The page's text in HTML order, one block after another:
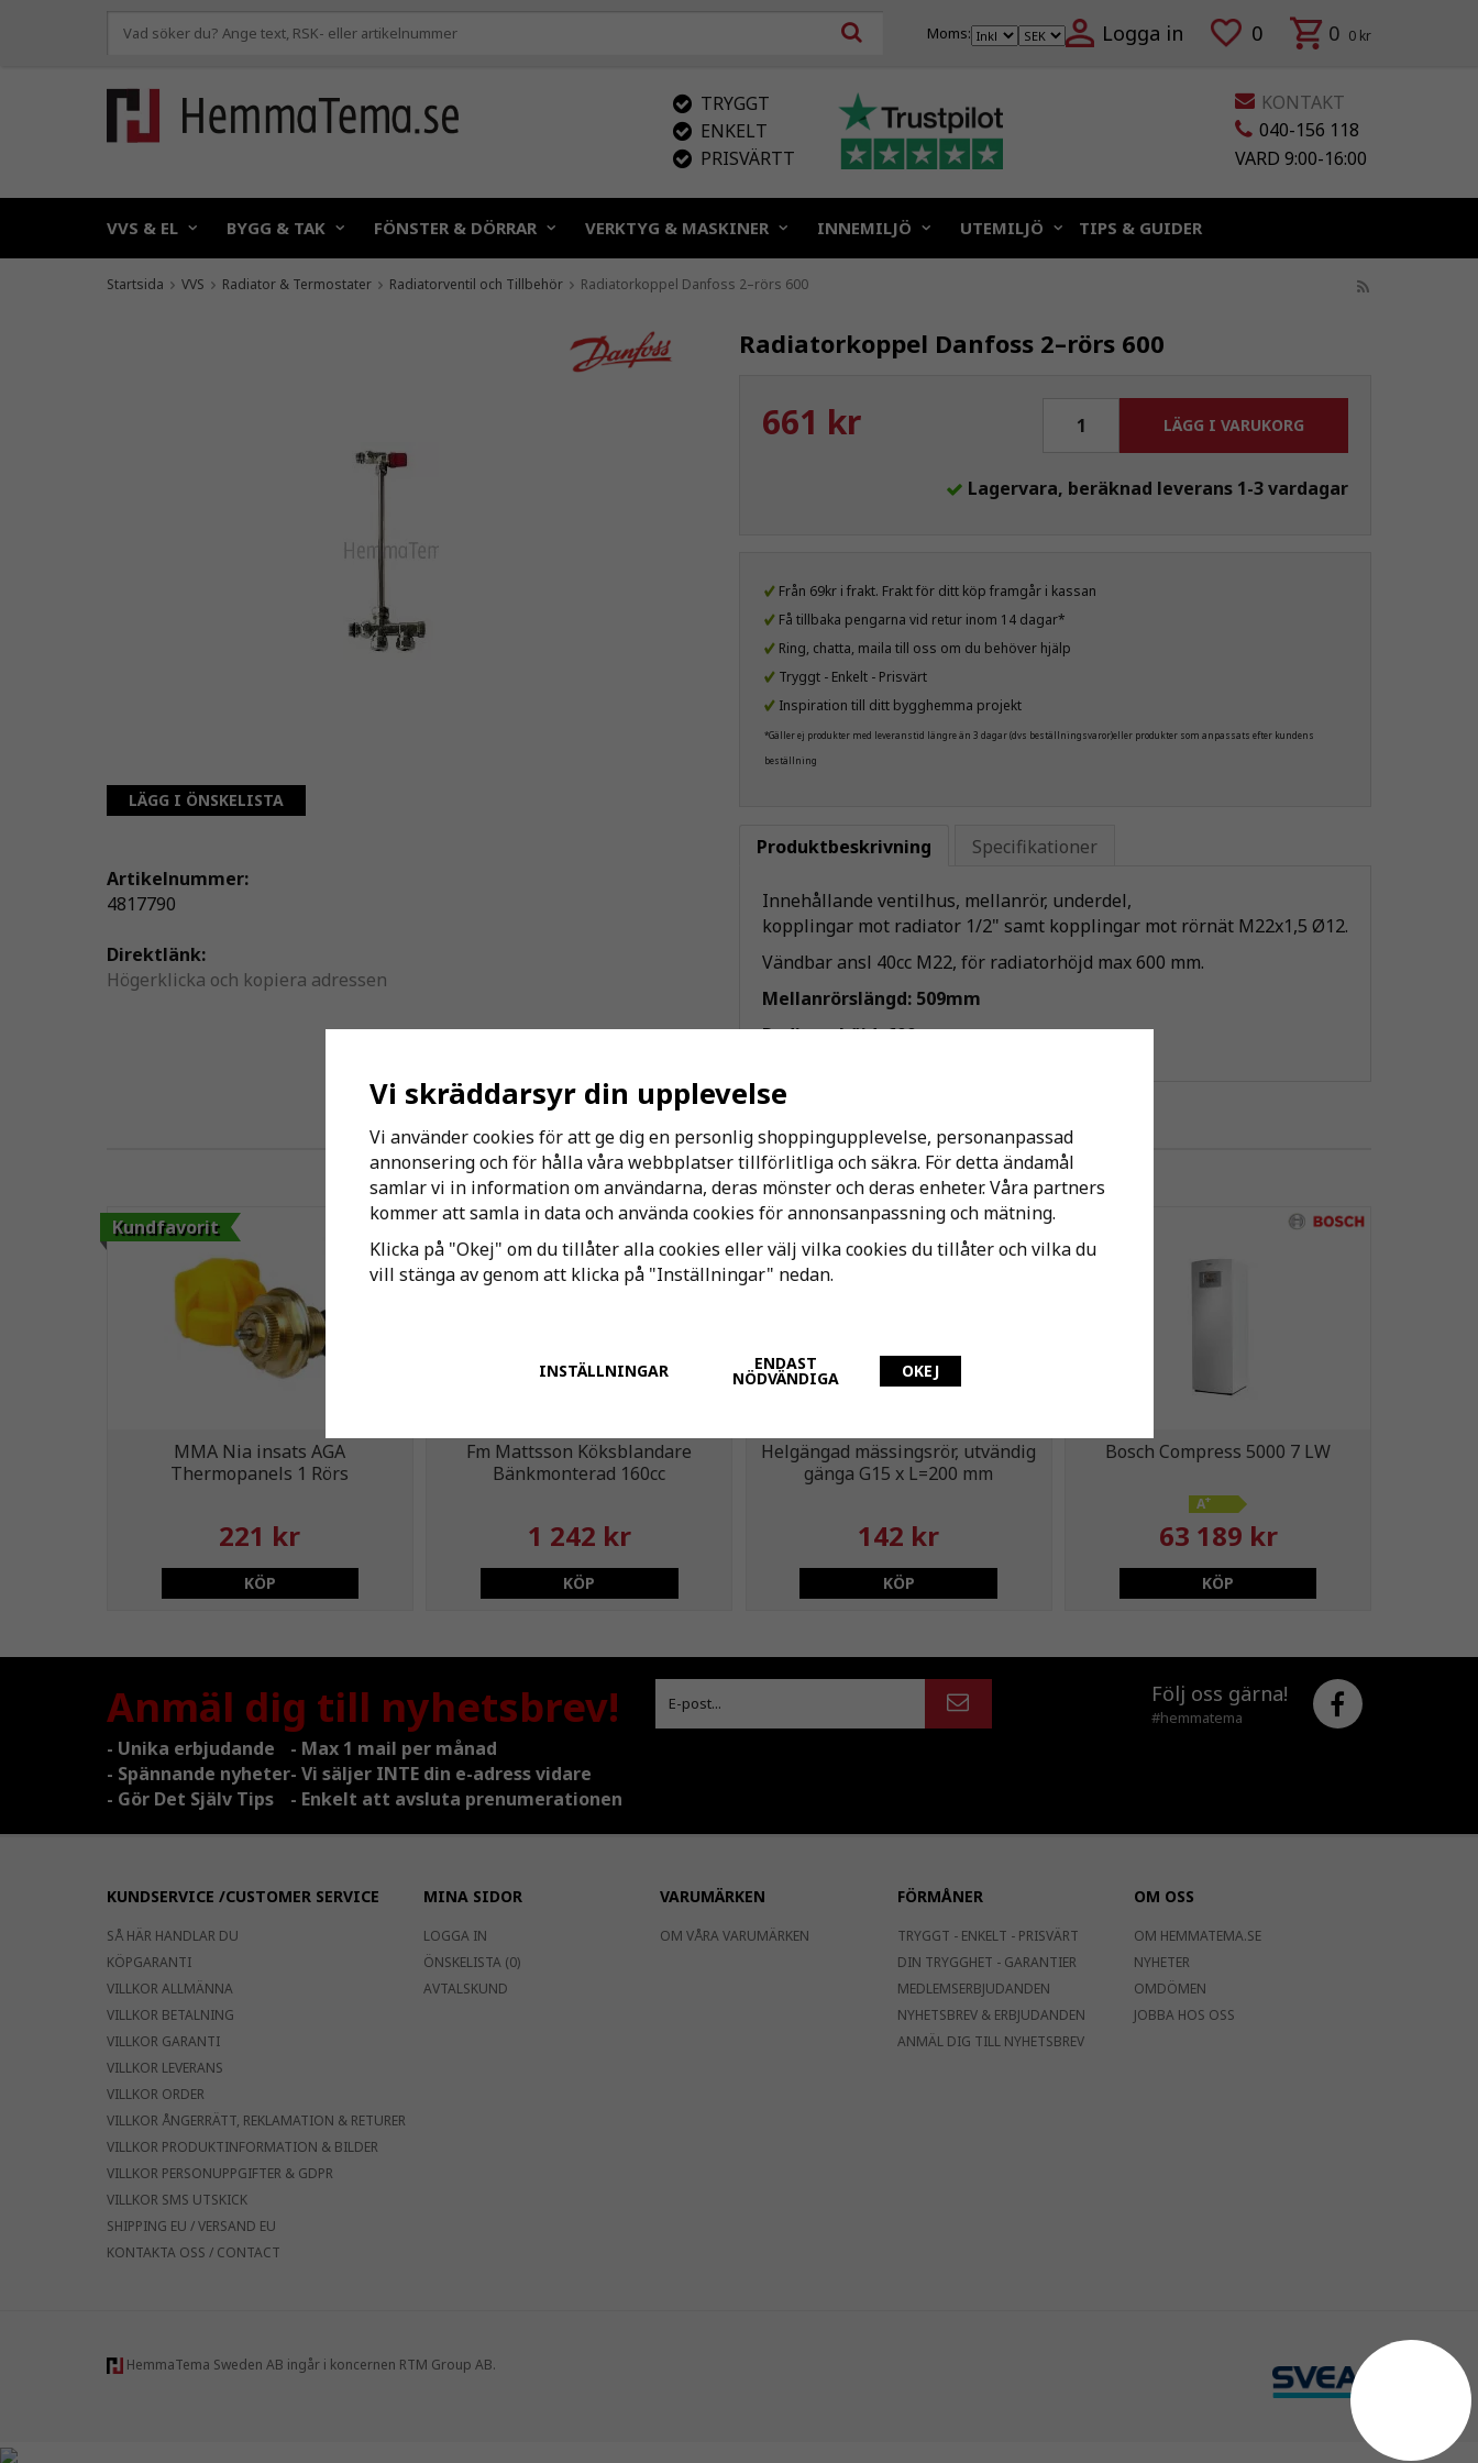
Moms: Logga in 0 0 0 kr
KONTAKT
040-156 118
VARD 9:00-16:00
TRYGGT
ENKELT
PRISVÄRTT
VVS & EL BYGG & TAK FÖNSTER & DÖRRAR VERKTYG & MASKINER INNEMILJÖ UTEMILJÖ TIPS & GUIDER
Startsida VVS Radiator & Termostater Radiatorventil och Tillbehör Radiatorkoppel Danfoss 2–rörs 600
Radiatorkoppel Danfoss 2–rörs 600
661 kr LÄGG I VARUKORG
Lagervara, beräknad leverans 1-3 vardagar
Från 69kr i frakt. Frakt för ditt köp framgår i kassan
Få tillbaka pengarna vid retur inom 14 dagar*
Ring, chatta, maila till oss om du behöver hjälp
Tryggt - Enkelt - Prisvärt
Inspiration till ditt bygghemma projekt
*Gäller ej produkter med leveranstid längre än 3 dagar (dvs beställningsvaror)eller produkter som anpassats efter kundens
beställning
Produktbeskrivning Specifikationer
Innehållande ventilhus, mellanrör, underdel,
kopplingar mot radiator 1/2" samt kopplingar mot rörnät M22x1,5 Ø12.
Vändbar ansl 40cc M22, för radiatorhöjd max 600 mm.
Mellanrörslängd: 509mm
Radiatorhöjd: 600mm
LÄGG I ÖNSKELISTA
Artikelnummer:
4817790
Direktlänk:
Högerklicka och kopiera adressen
Andra har även köpt
MMA Nia insats AGA
Thermopanels 1 Rörs
Kundfavorit
221 kr
KÖP
Fm Mattsson Köksblandare
Bänkmonterad 160cc
1 242 kr
KÖP
Helgängad mässingsrör, utvändig
gänga G15 x L=200 mm
142 kr
KÖP
Bosch Compress 5000 7 LW
A+
63 189 kr
KÖP
Anmäl dig till nyhetsbrev!
- Unika erbjudande
- Max 1 mail per månad
- Spännande nyheter- Vi säljer INTE din e-adress vidare
- Gör Det Själv Tips
- Enkelt att avsluta prenumerationen
Följ oss gärna!
#hemmatema
KUNDSERVICE /CUSTOMER SERVICE
SÅ HÄR HANDLAR DU
KÖPGARANTI
VILLKOR ALLMÄNNA
VILLKOR BETALNING
VILLKOR GARANTI
VILLKOR LEVERANS
VILLKOR ORDER
VILLKOR ÅNGERRÄTT, REKLAMATION & RETURER
VILLKOR PRODUKTINFORMATION & BILDER
VILLKOR PERSONUPPGIFTER & GDPR
VILLKOR SMS UTSKICK
SHIPPING EU / VERSAND EU
KONTAKTA OSS / CONTACT
MINA SIDOR
LOGGA IN
ÖNSKELISTA (0)
AVTALSKUND
VARUMÄRKEN
OM VÅRA VARUMÄRKEN
FÖRMÅNER
TRYGGT - ENKELT - PRISVÄRT
DIN TRYGGHET - GARANTIER
MEDLEMSERBJUDANDEN
NYHETSBREV & ERBJUDANDEN
ANMÄL DIG TILL NYHETSBREV
OM OSS
OM HEMMATEMA.SE
NYHETER
OMDÖMEN
JOBBA HOS OSS
HemmaTema Sweden AB ingår i koncernen RTM Group AB.
Vi skräddarsyr din upplevelse
Vi använder cookies för att ge dig en personlig shoppingupplevelse, personanpassad
annonsering och för hålla våra webbplatser tillförlitliga och säkra. För detta ändamål
samlar vi in information om användarna, deras mönster och deras enheter. Våra partners
kommer att samla in data och använda cookies för annonsanpassning och mätning.
Klicka på "Okej" om du tillåter alla cookies eller välj vilka cookies du tillåter och vilka du
vill stänga av genom att klicka på "Inställningar" nedan.
INSTÄLLNINGAR ENDAST
NÖDVÄNDIGA OKEJ